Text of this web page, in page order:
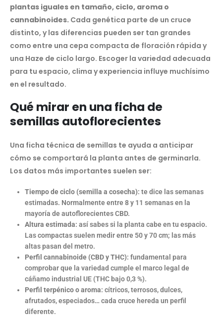
plantas iguales en tamaño, ciclo, aroma o
cannabinoides. Cada genética parte de un cruce
distinto, y las diferencias pueden ser tan grandes
como entre una cepa compacta de floración rápida y
una Haze de ciclo largo. Escoger la variedad adecuada
para tu espacio, clima y experiencia influye muchísimo
en el resultado.
Qué mirar en una ficha de
semillas autoflorecientes
Una ficha técnica de semillas te ayuda a anticipar
cómo se comportará la planta antes de germinarla.
Los datos más importantes suelen ser:
Tiempo de ciclo (semilla a cosecha): te dice las semanas
estimadas. Normalmente entre 8 y 11 semanas en la
mayoría de autoflorecientes CBD.
Altura estimada: así sabes si la planta cabe en tu espacio.
Las compactas suelen medir entre 50 y 70 cm; las más
altas pasan del metro.
Perfil cannabinoide (CBD y THC): fundamental para
comprobar que la variedad cumple el marco legal de
cáñamo industrial UE (THC bajo 0,3 %).
Perfil terpénico o aroma: cítricos, terrosos, dulces,
afrutados, especiados… cada cruce hereda un perfil
diferente.